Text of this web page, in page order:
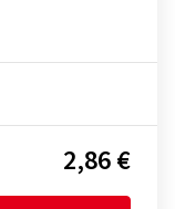
2,86 €